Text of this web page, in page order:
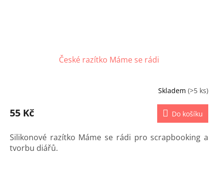
České razítko Máme se rádi
Skladem (>5 ks)
55 Kč Do košíku
Silikonové razítko Máme se rádi pro scrapbooking a
tvorbu diářů.